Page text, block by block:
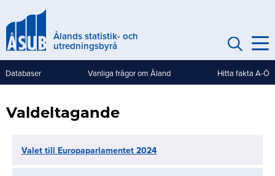
till
huvudinnehållÅlands statistik- och
utredningsbyrå
Genvägar
Databaser Vanliga frågor om Åland Hitta fakta A-Ö
Valdeltagande
Valet till Europaparlamentet 2024